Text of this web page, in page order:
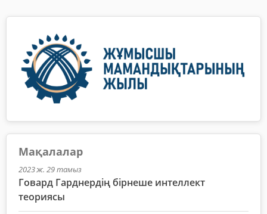
Мақалалар
2023 ж. 29 тамыз
Говард Гарднердің бірнеше интеллект
теориясы